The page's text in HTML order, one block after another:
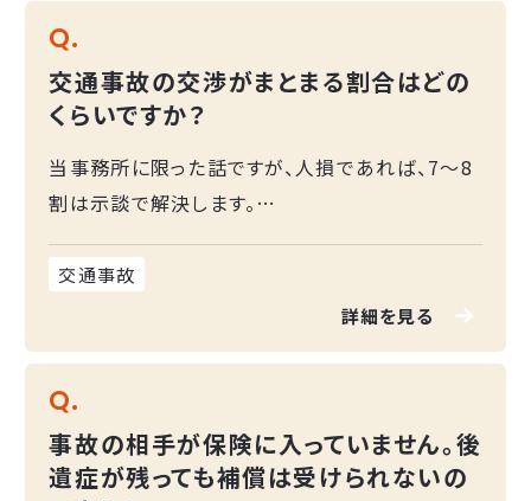
自賠責保険：75万円 × 2名
裁判上の和解金：400万円以上（2名分合
人身傷害保険：70万円以上（2名分合計）
過失減額分は人身傷害保険により補てん。
過失が争われる事故や、自営業者・兼業主
婦の方の事案では、実態に見合わない低額
裁判基準に基づく適正な解決が可能となる
場合もあります。
額な賠償提示しかなされませんでした。訴
訟も検討しましたが、カルテ記載の解釈次
第では裁判で等級が下がるリスクもあった
ため、第三者機関である紛争処理センター
結果
自賠責保険313万円に加え、人損について
は当初提示額903万円から大幅に増額さ
れ、1,715万円で和解しました。さらに物損
についても260万円の解決を得ました。
訴訟が難しい、または避けたい事案でも、紛
Q.
交通事故の交渉がまとまる割合はどの
くらいですか？
当事務所に限った話ですが、人損であれば、7～8
割は示談で解決します。
ただし、事故状況について当事者の言い分が真っ
向から対立し、過失割合が争いになる事案などで
は、訴訟でないと解決しないこともあります。 ま
用しつつ説得しても、応じない保険会社も多く訴
訟になりやすいと言えます。
交通事故
詳細を見る
Q.
事故の相手が保険に入っていません。後
遺症が残っても補償は受けられないの